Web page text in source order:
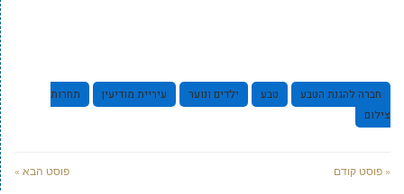
חברה להגנת הטבע טבע ילדים ונוער עיריית מודיעין
תחרות
צילום
« פוסט קודם פוסט הבא »